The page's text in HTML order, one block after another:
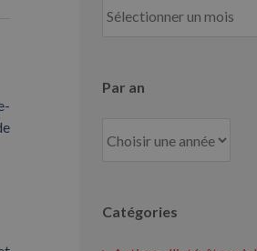
mois
Par an
Catégories